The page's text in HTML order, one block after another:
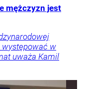
mężczyzn jest
występować w
uważa Kamil